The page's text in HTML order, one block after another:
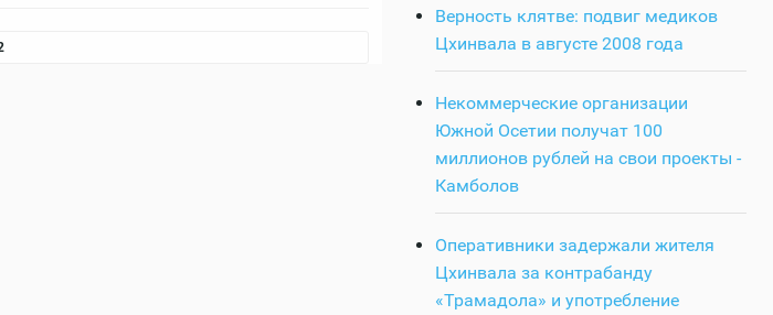
Верность клятве: подвиг медиков
Цхинвала в августе 2008 года
Некоммерческие организации
Южной Осетии получат 100
миллионов рублей на свои проекты -
Камболов
Оперативники задержали жителя
Цхинвала за контрабанду
«Трамадола» и употребление